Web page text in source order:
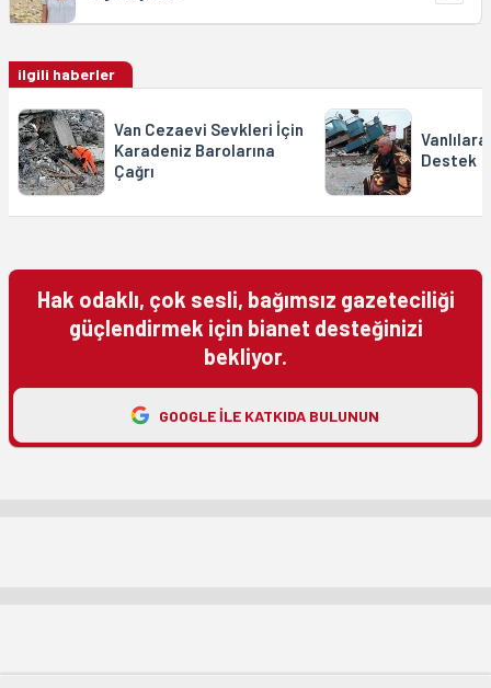
ilgili haberler
Van Cezaevi Sevkleri İçin
Karadeniz Barolarına
Çağrı
Destek
Hak odaklı, çok sesli, bağımsız gazeteciliği
güçlendirmek için bianet desteğinizi
bekliyor.
GOOGLE ILE KATKIDA BULUNUN